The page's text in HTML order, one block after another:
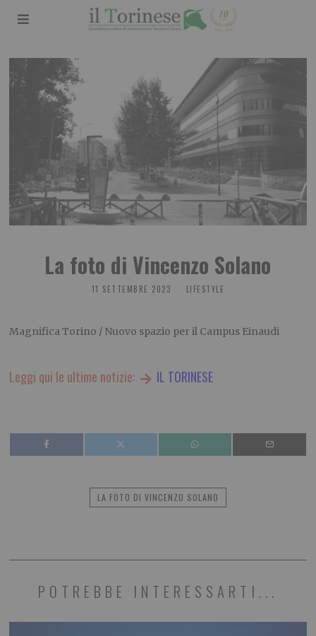
La foto di Vincenzo Solano
11 SETTEMBRE 2023 LIFESTYLE
Magnifica Torino / Nuovo spazio per il Campus Einaudi
Leggi qui le ultime notizie: IL TORINESE
LA FOTO DI VINCENZO SOLANO
POTREBBE INTERESSARTI...